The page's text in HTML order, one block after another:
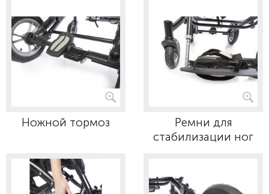
Ножной тормоз
Ремни для
стабилизации ног